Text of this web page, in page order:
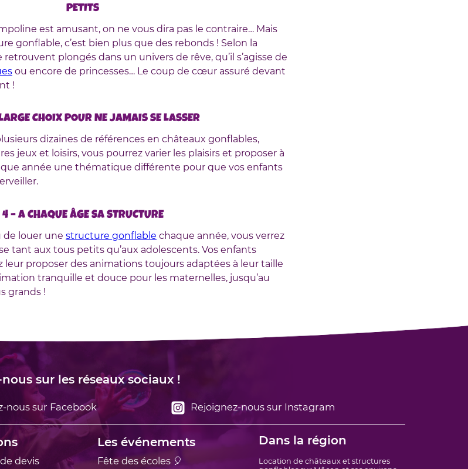
PETITS
est amusant, on ne vous dira pas le contraire… Mais
gonflable, c’est bien plus que des rebonds ! Selon la
plongés dans un univers de rêve, qu’il s’agisse de
ou encore de princesses… Le coup de cœur assuré devant
!
CHOIX POUR NE JAMAIS SE LASSER
dizaines de références en châteaux gonflables,
jeux et loisirs, vous pourrez varier les plaisirs et proposer à
année une thématique différente pour que vos enfants
4 – A CHAQUE ÂGE SA STRUCTURE
de louer une structure gonflable chaque année, vous verrez
tant aux tous petits qu’aux adolescents. Vos enfants
leur proposer des animations toujours adaptées à leur taille
tranquille et douce pour les maternelles, jusqu’au
grands !
sur les réseaux sociaux !
nous sur Facebook Rejoignez-nous sur Instagram
devis
Les événements
Fête des écoles 🎈
Dans la région
Location de châteaux et structures